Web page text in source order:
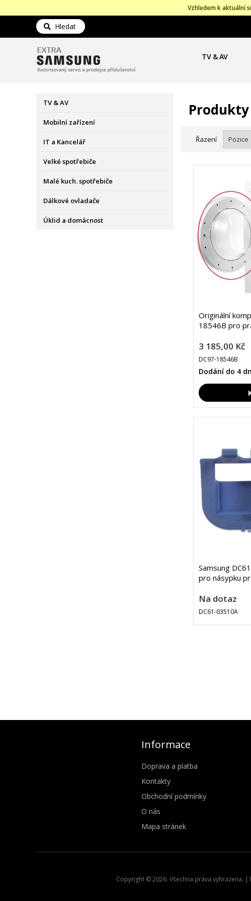
Vzhledem k aktuální
Hledat
TV & AV
TV & AV
Mobilní zařízení
IT a Kancelář
Velké spotřebiče
Malé kuch. spotřebiče
Dálkové ovladače
Úklid a domácnost
Produkty
Řazení
Originální
18546B pro
3 185,00 Kč
DC97-18546B
Dodání do 4
Samsung
pro násypku
Na dotaz
DC61-03510A
Informace
Doprava a platba
Kontakty
Obchodní podmínky
O nás
Mapa stránek
Copyright © 2026. Všechna práva vyhrazena.